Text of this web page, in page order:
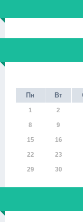
Пн
Вт
1 2
8 9
15 16
22 23
29 30